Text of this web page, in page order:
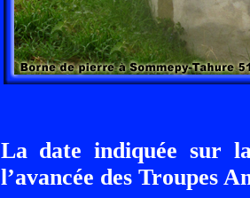
La date indiquée sur
l’avancée des Troupes